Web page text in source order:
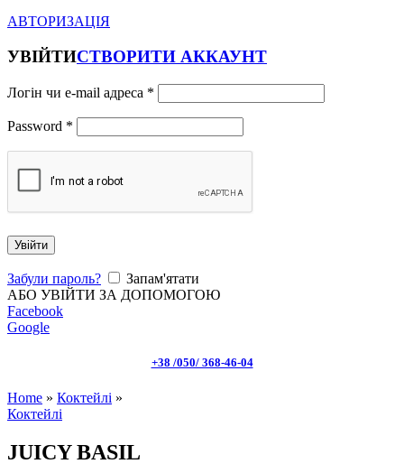
АВТОРИЗАЦІЯ
УВІЙТИСТВОРИТИ АККАУНТ
Логін чи e-mail адреса *
Password *
Увійти
Забули пароль?
Запам'ятати
АБО УВІЙТИ ЗА ДОПОМОГОЮ
Facebook
Google
+38 /050/ 368-46-04
Home » Коктейлі »
Коктейлі
JUICY BASIL